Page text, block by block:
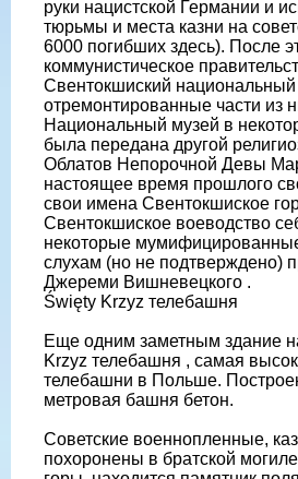
руки нацистской Германии и
тюрьмы и места казни на
6000 погибших здесь). После
коммунистическое
Свентокшиский национальный
отремонтированные части из
Национальный музей в
была передана другой
Облатов Непорочной Девы
настоящее время прошлого
свои имена Свентокшиское
Свентокшиское воеводство
некоторые
слухам (но не подтверждено)
Джереми Вишневецкого .
Święty Krzyz телебашня
Еще одним заметным здание
Krzyz телебашня , самая
телебашни в Польше.
метровая башня бетон.
Советские военнопленные,
похоронены в братской